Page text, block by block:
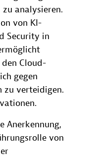
analysieren.
von KI-
Security in
Cloud-
gegen
zu verteidigen.
Anerkennung,
von